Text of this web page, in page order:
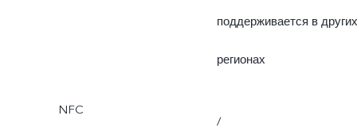
поддерживается в других
регионах
NFC
/